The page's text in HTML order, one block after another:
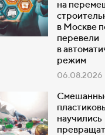
на
в Москве
перевели
в
режим
06.08.2026
научились